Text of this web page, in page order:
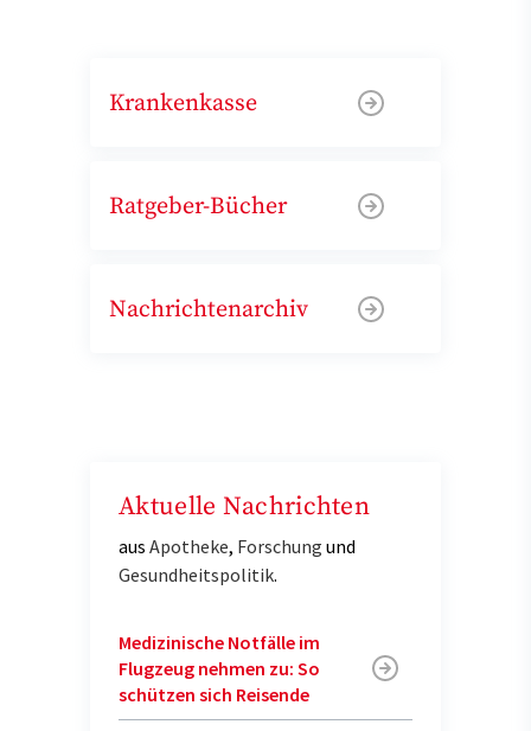
Krankenkasse
Ratgeber-Bücher
Nachrichtenarchiv
Aktuelle Nachrichten
aus Apotheke, Forschung und
Gesundheitspolitik.
Medizinische Notfälle im
Flugzeug nehmen zu: So
schützen sich Reisende